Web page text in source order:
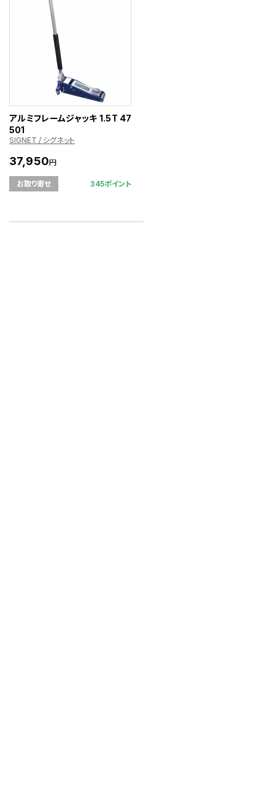
アルミフレームジャッキ 1.5T 47
501
SIGNET / シグネット
37,950円
お取り寄せ 345ポイント